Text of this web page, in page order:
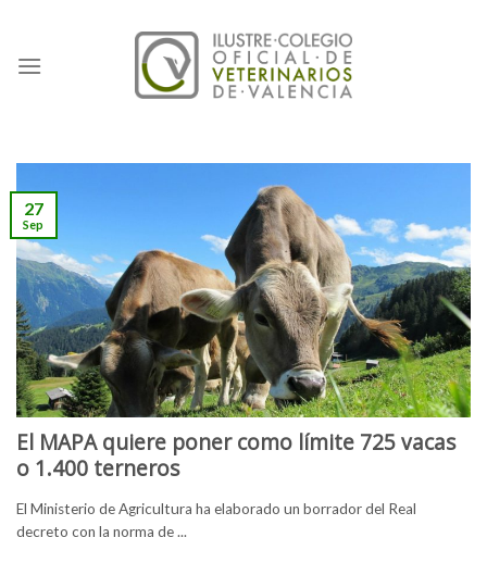
content
El MAPA quiere poner como límite 725 vacas
o 1.400 terneros
El Ministerio de Agricultura ha elaborado un borrador del Real
decreto con la norma de ...
27
Sep